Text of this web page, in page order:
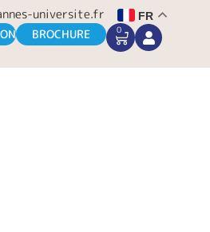
universite.fr FR
BROCHURE 0
CART